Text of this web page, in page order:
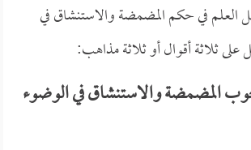
في حكم المضمضة والاستنشاق في
ثلاثة أقوال أو ثلاثة مذاهب:
المضمضة والاستنشاق في الوضوء